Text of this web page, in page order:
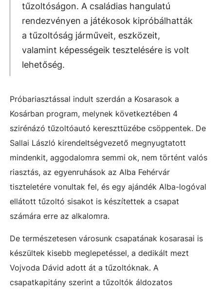
tűzoltóságon. A családias hangulatú
rendezvényen a játékosok kipróbálhatták
a tűzoltóság járműveit, eszközeit,
valamint képességeik tesztelésére is volt
lehetőség.
Próbariasztással indult szerdán a Kosarasok a
Kosárban program, melynek következtében 4
szirénázó tűzoltóautó kereszttüzébe csöppentek. De
Sallai László kirendeltségvezető megnyugtatott
mindenkit, aggodalomra semmi ok, nem történt valós
riasztás, az egyenruhások az Alba Fehérvár
tiszteletére vonultak fel, és egy ajándék Alba-logóval
ellátott tűzoltó sisakot is készítettek a csapat
számára erre az alkalomra.
De természetesen városunk csapatának kosarasai is
készültek kisebb meglepetéssel, a dedikált mezt
Vojvoda Dávid adott át a tűzoltóknak. A
csapatkapitány szerint a tűzoltók áldozatos